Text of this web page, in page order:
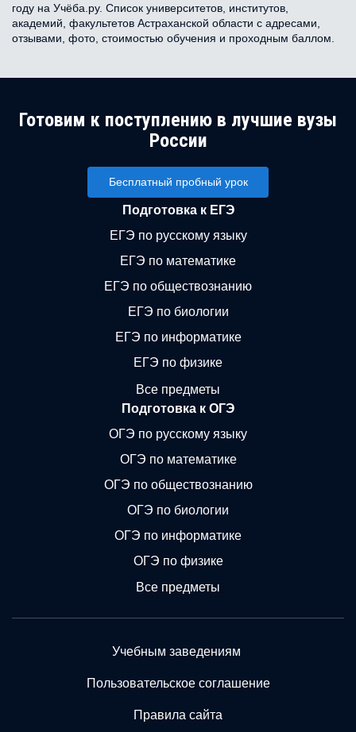
году на Учёба.ру. Список университетов, институтов,
академий, факультетов Астраханской области с адресами,
отзывами, фото, стоимостью обучения и проходным баллом.
Готовим к поступлению в лучшие вузы
России
Бесплатный пробный урок
Подготовка к ЕГЭ
ЕГЭ по русскому языку
ЕГЭ по математике
ЕГЭ по обществознанию
ЕГЭ по биологии
ЕГЭ по информатике
ЕГЭ по физике
Все предметы
Подготовка к ОГЭ
ОГЭ по русскому языку
ОГЭ по математике
ОГЭ по обществознанию
ОГЭ по биологии
ОГЭ по информатике
ОГЭ по физике
Все предметы
Учебным заведениям
Пользовательское соглашение
Правила сайта